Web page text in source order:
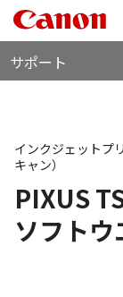
サポート
PIXUS
ソフト
インクジェットプ
キャン）